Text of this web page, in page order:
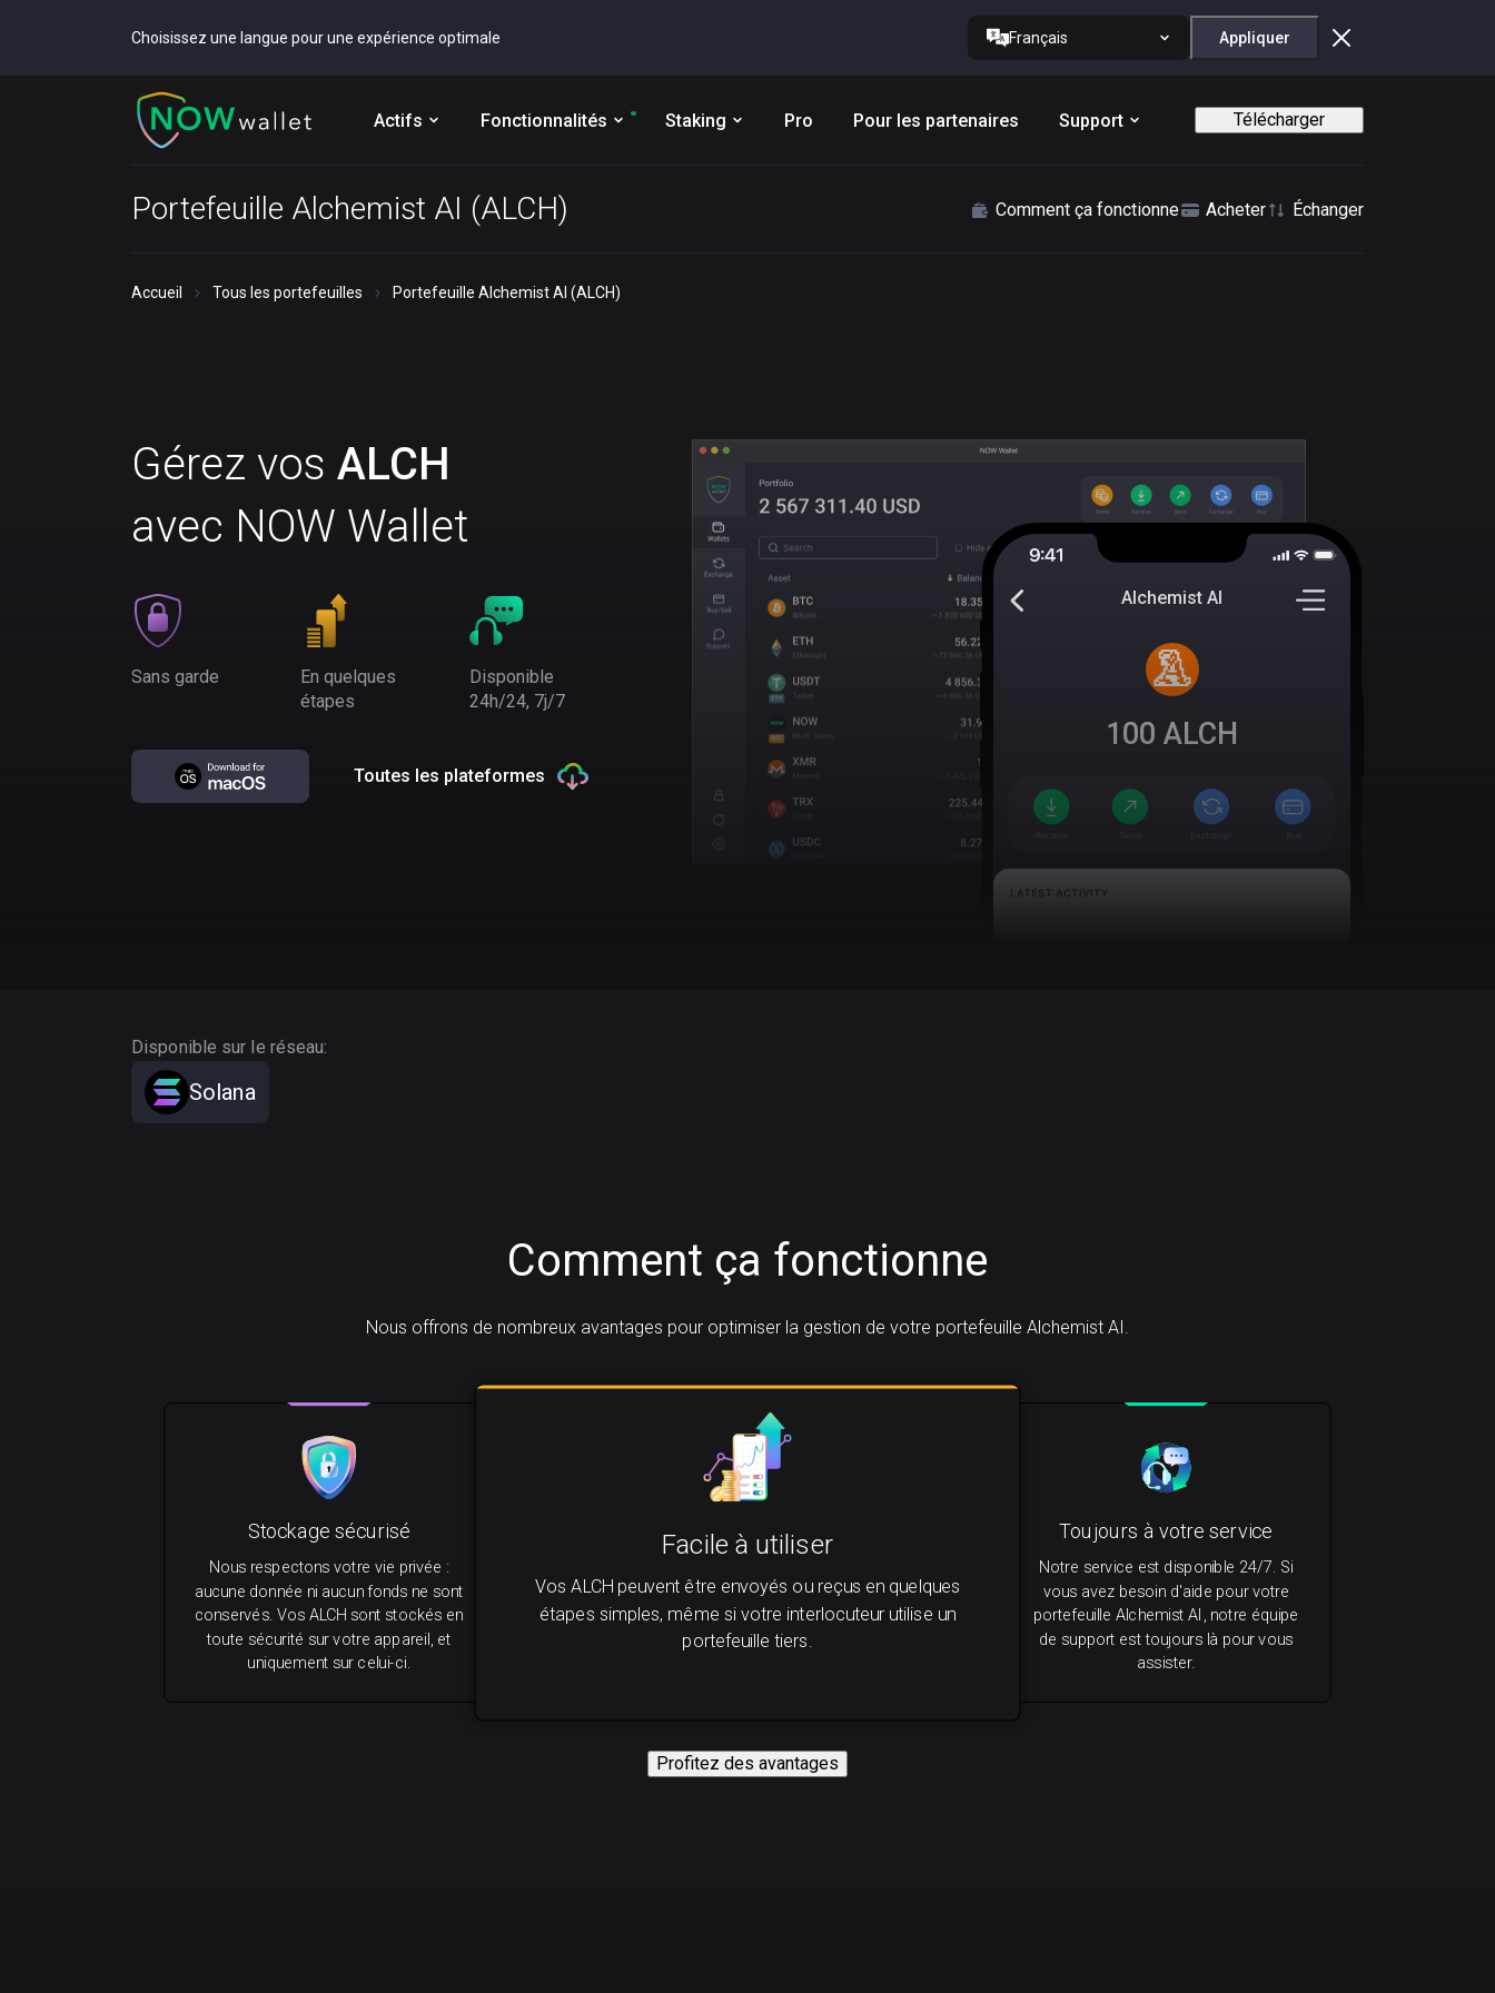
Choisissez une langue pour une expérience optimale Français Appliquer
Actifs Fonctionnalités Staking Pro Pour les partenaires Support Télécharger
Portefeuille Alchemist AI (ALCH) Comment ça fonctionne Acheter Échanger
Accueil Tous les portefeuilles Portefeuille Alchemist AI (ALCH)
Gérez vos ALCH
avec NOW Wallet
Sans garde
En quelques
étapes
Disponible
24h/24, 7j/7
Toutes les plateformes
Alchemist AI
100 ALCH
Disponible sur le réseau:
Solana
Comment ça fonctionne
Nous offrons de nombreux avantages pour optimiser la gestion de votre portefeuille Alchemist AI.
Facile à utiliser
Vos ALCH peuvent être envoyés ou reçus en quelques
étapes simples, même si votre interlocuteur utilise un
portefeuille tiers.
Toujours à votre service
Notre service est disponible 24/7. Si
vous avez besoin d'aide pour votre
portefeuille Alchemist AI, notre équipe
de support est toujours là pour vous
assister.
Stockage sécurisé
Nous respectons votre vie privée :
aucune donnée ni aucun fonds ne sont
conservés. Vos ALCH sont stockés en
toute sécurité sur votre appareil, et
uniquement sur celui-ci.
Profitez des avantages